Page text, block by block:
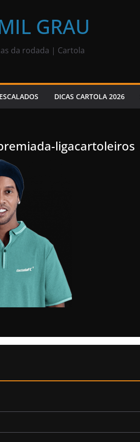
GRAU
da rodada | Cartola
DICAS CARTOLA 2026
ligacartoleiros